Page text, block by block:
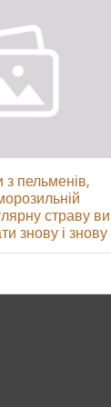
пельменів,
страву ви
знову і знову